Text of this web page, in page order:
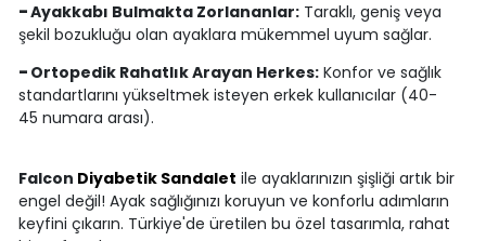
-Ayakkabı Bulmakta Zorlananlar:Taraklı, geniş veya
şekil bozukluğu olan ayaklara mükemmel uyum sağlar.
- Ortopedik Rahatlık Arayan Herkes:Konfor ve sağlık
standartlarını yükseltmek isteyen erkek kullanıcılar (40-
45 numara arası).
Falcon Diyabetik Sandalet ile ayaklarınızın şişliği artık bir
engel değil! Ayak sağlığınızı koruyun ve konforlu adımların
keyfini çıkarın. Türkiye'de üretilen bu özel tasarımla, rahat